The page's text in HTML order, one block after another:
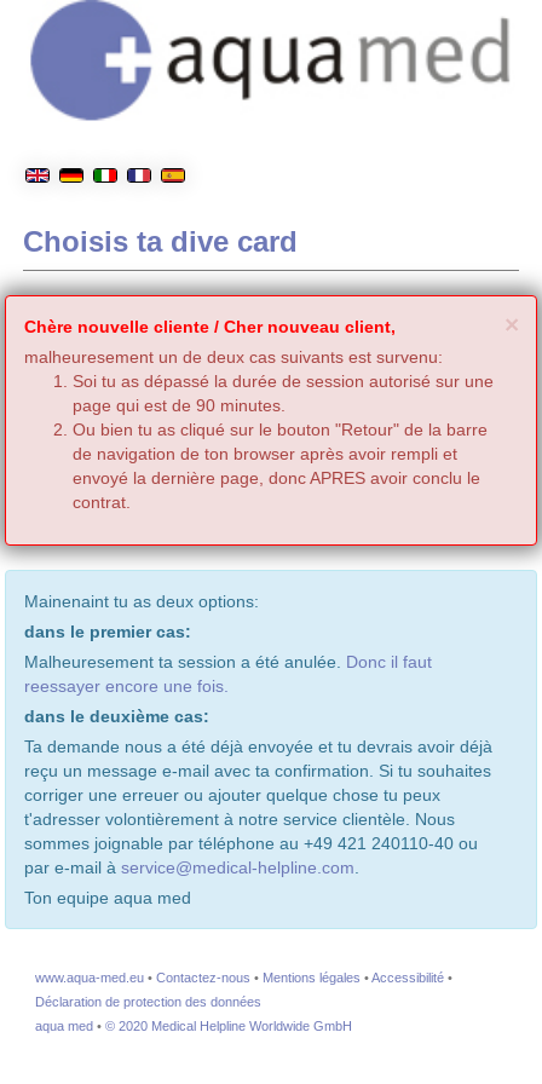
Choisis ta dive card
×
Chère nouvelle cliente / Cher nouveau client,
malheuresement un de deux cas suivants est survenu:
Soi tu as dépassé la durée de session autorisé sur une
page qui est de 90 minutes.
Ou bien tu as cliqué sur le bouton "Retour" de la barre
de navigation de ton browser après avoir rempli et
envoyé la dernière page, donc APRES avoir conclu le
contrat.
Mainenaint tu as deux options:
dans le premier cas:
Malheuresement ta session a été anulée. Donc il faut
reessayer encore une fois.
dans le deuxième cas:
Ta demande nous a été déjà envoyée et tu devrais avoir déjà
reçu un message e-mail avec ta confirmation. Si tu souhaites
corriger une erreuer ou ajouter quelque chose tu peux
t'adresser volontièrement à notre service clientèle. Nous
sommes joignable par téléphone au +49 421 240110-40 ou
par e-mail à service@medical-helpline.com.
Ton equipe aqua med
www.aqua-med.eu • Contactez-nous • Mentions légales •Accessibilité •
Déclaration de protection des données
aqua med • © 2020 Medical Helpline Worldwide GmbH